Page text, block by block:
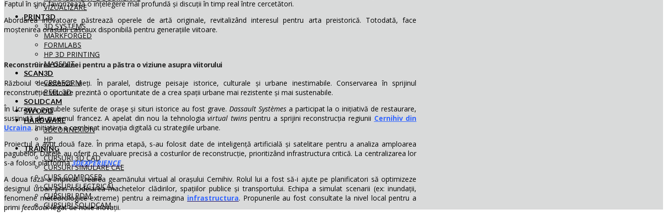
VIZUALIZARE
PRINT3D
3D SYSTEMS
MARKFORGED
FORMLABS
HP 3D PRINTING
MASSIVIT
SCAN3D
CREAFORM
PEEL 3D
SOLIDCAM
SWOOD
HARDWARE
3DCONNEXION
HP
TRAINING
CURSURI 3D CAD
CURSURI SIMULARE CAE
CURS COMPOSER
CURSURI ELECTRICAL
CURSURI PDM
CURSURI SOLIDCAM
Faptul în sine favorizează o înțelegere mai profundă și discuții în timp real între cercetători.
Abordarea inovatoare păstrează operele de artă originale, revitalizând interesul pentru arta preistorică. Totodată, face
moștenirea orașului Lascaux disponibilă pentru generațiile viitoare.
Reconstruirea Ucrainei pentru a păstra o viziune asupra viitorului
Războiul devastează vieți. În paralel, distruge peisaje istorice, culturale și urbane inestimabile. Conservarea în sprijinul
reconstrucției viitoare prezintă o oportunitate de a crea spații urbane mai rezistente și mai sustenabile.
În Ucraina, pagubele suferite de orașe și situri istorice au fost grave. Dassault Systèmesa participat la o inițiativă de restaurare,
susținută de guvernul francez. A apelat din nou la tehnologiavirtual twinspentru a sprijini reconstrucția regiunii Cernihiv din
Ucraina. Inițiativa a combinat inovația digitală cu strategiile urbane.
Proiectul a avut două faze. În prima etapă, s-au folosit date de inteligență artificială și satelitare pentru a analiza amploarea
pagubelor. Datele au oferit o evaluare precisă a costurilor de reconstrucție, prioritizând infrastructura critică. La centralizarea lor
s-a folosit platforma3DEXPERIENCE.
A doua fază a implicat crearea geamănului virtual al orașului Cernihiv. Rolul lui a fost să-i ajute pe planificatori să optimizeze
designul urban prin modelarea machetelor clădirilor, spațiilor publice și transportului. Echipa a simulat scenarii (ex: inundații,
fenomene meteorologice extreme) pentru a reimagina infrastructura. Propunerile au fost consultate la nivel local pentru a
primifeedbacklegat de noile inovații.